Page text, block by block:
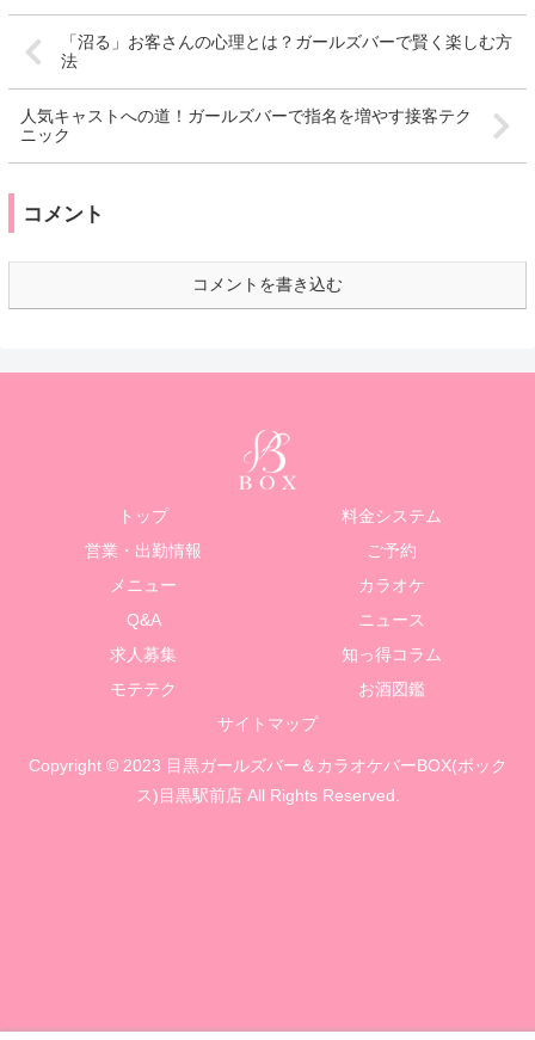
「沼る」お客さんの心理とは？ガールズバーで賢く楽しむ方
法
人気キャストへの道！ガールズバーで指名を増やす接客テク
ニック
コメント
コメントを書き込む
トップ
料金システム
営業・出勤情報
ご予約
メニュー
カラオケ
Q&A
ニュース
求人募集
知っ得コラム
モテテク
お酒図鑑
サイトマップ
Copyright © 2023 目黒ガールズバー＆カラオケバーBOX(ボック
ス)目黒駅前店 All Rights Reserved.